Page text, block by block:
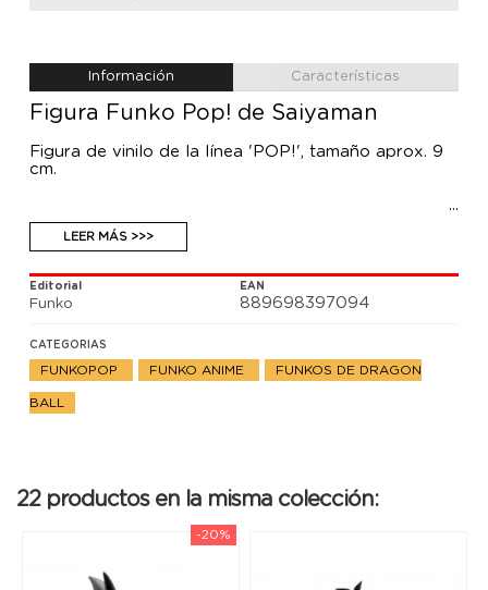
Información Características
Figura Funko Pop! de Saiyaman
Figura de vinilo de la línea 'POP!', tamaño aprox. 9
cm.
LEER MÁS >>>
Editorial
Funko
EAN
889698397094
CATEGORIAS
FUNKOPOP FUNKO ANIME FUNKOS DE DRAGON
BALL
22 productos en la misma colección:
-20%